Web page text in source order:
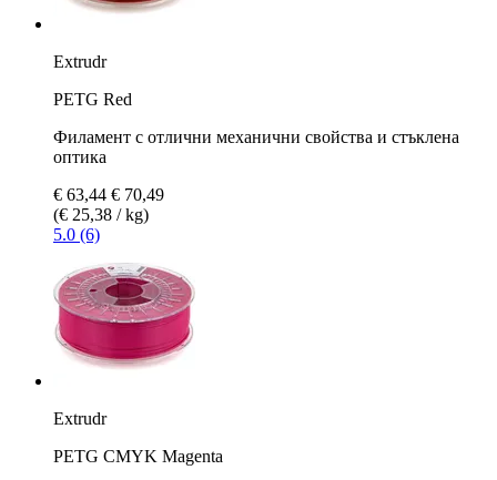
Extrudr
PETG Red
Филамент с отлични механични свойства и стъклена
оптика
€ 63,44 € 70,49
(€ 25,38 / kg)
5.0 (6)
Extrudr
PETG CMYK Magenta